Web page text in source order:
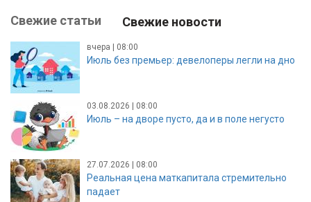
Свежие статьи Свежие новости
вчера | 08:00
Июль без премьер: девелоперы легли на дно
03.08.2026 | 08:00
Июль – на дворе пусто, да и в поле негусто
27.07.2026 | 08:00
Реальная цена маткапитала стремительно
падает